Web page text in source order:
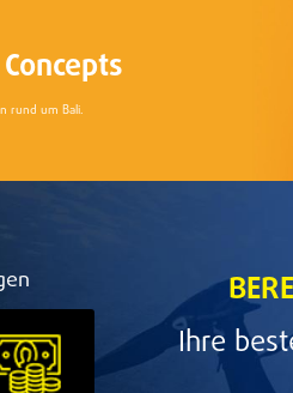
rund um Bali.
Ihre